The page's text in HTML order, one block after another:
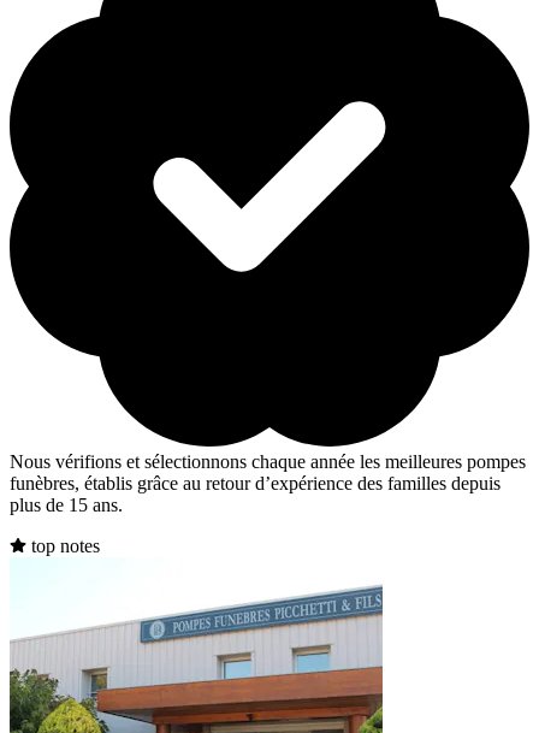
Nous vérifions et sélectionnons chaque année les meilleures pompes
funèbres, établis grâce au retour d’expérience des familles depuis
plus de 15 ans.
top notes